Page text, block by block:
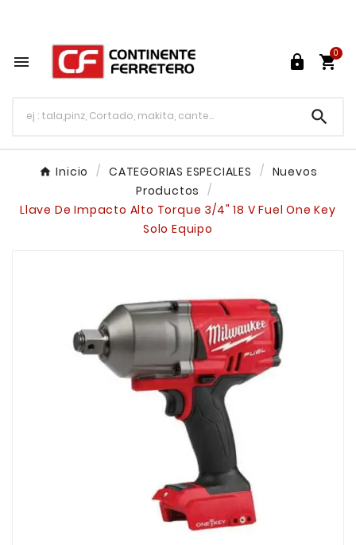
  
0

Inicio CATEGORIAS ESPECIALES
Nuevos
Productos
Llave De Impacto Alto Torque 3/4" 18 V Fuel One Key
Solo Equipo